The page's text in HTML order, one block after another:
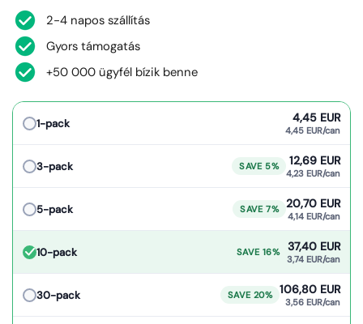
2-4 napos szállítás
Gyors támogatás
+50 000 ügyfél bízik benne
1-pack 4,45 EUR
4,45 EUR/can
3-pack SAVE 5% 12,69 EUR
4,23 EUR/can
5-pack SAVE 7% 20,70 EUR
4,14 EUR/can
10-pack SAVE 16% 37,40 EUR
3,74 EUR/can
30-pack SAVE 20% 106,80 EUR
3,56 EUR/can